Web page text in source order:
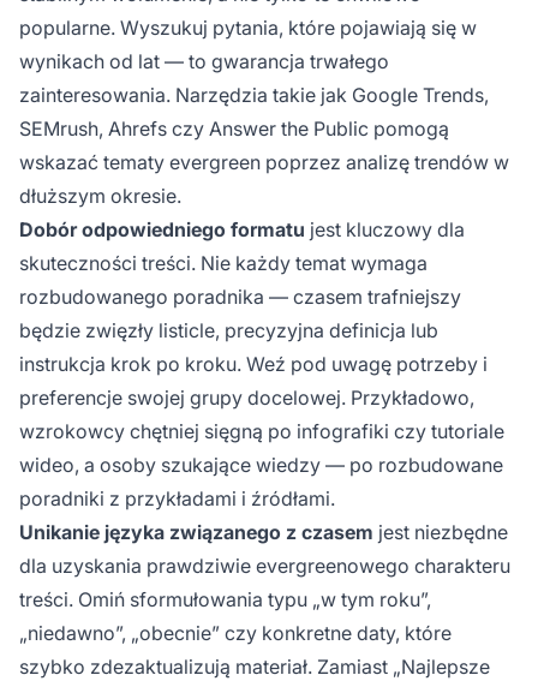
popularne. Wyszukuj pytania, które pojawiają się w
wynikach od lat — to gwarancja trwałego
zainteresowania. Narzędzia takie jak Google Trends,
SEMrush, Ahrefs czy Answer the Public pomogą
wskazać tematy evergreen poprzez analizę trendów w
dłuższym okresie.
Dobór odpowiedniego formatu jest kluczowy dla
skuteczności treści. Nie każdy temat wymaga
rozbudowanego poradnika — czasem trafniejszy
będzie zwięzły listicle, precyzyjna definicja lub
instrukcja krok po kroku. Weź pod uwagę potrzeby i
preferencje swojej grupy docelowej. Przykładowo,
wzrokowcy chętniej sięgną po infografiki czy tutoriale
wideo, a osoby szukające wiedzy — po rozbudowane
poradniki z przykładami i źródłami.
Unikanie języka związanego z czasem jest niezbędne
dla uzyskania prawdziwie evergreenowego charakteru
treści. Omiń sformułowania typu „w tym roku”,
„niedawno”, „obecnie” czy konkretne daty, które
szybko zdezaktualizują materiał. Zamiast „Najlepsze